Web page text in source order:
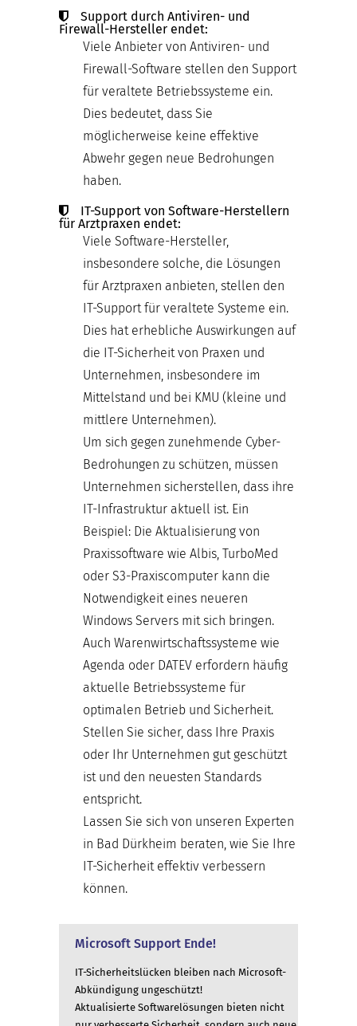
Support durch Antiviren- und
Firewall-Hersteller endet:
Viele Anbieter von Antiviren- und
Firewall-Software stellen den Support
für veraltete Betriebssysteme ein.
Dies bedeutet, dass Sie
möglicherweise keine effektive
Abwehr gegen neue Bedrohungen
haben.
IT-Support von Software-Herstellern
für Arztpraxen endet:
Viele Software-Hersteller,
insbesondere solche, die Lösungen
für Arztpraxen anbieten, stellen den
IT-Support für veraltete Systeme ein.
Dies hat erhebliche Auswirkungen auf
die IT-Sicherheit von Praxen und
Unternehmen, insbesondere im
Mittelstand und bei KMU (kleine und
mittlere Unternehmen).
Um sich gegen zunehmende Cyber-
Bedrohungen zu schützen, müssen
Unternehmen sicherstellen, dass ihre
IT-Infrastruktur aktuell ist. Ein
Beispiel: Die Aktualisierung von
Praxissoftware wie Albis, TurboMed
oder S3-Praxiscomputer kann die
Notwendigkeit eines neueren
Windows Servers mit sich bringen.
Auch Warenwirtschaftssysteme wie
Agenda oder DATEV erfordern häufig
aktuelle Betriebssysteme für
optimalen Betrieb und Sicherheit.
Stellen Sie sicher, dass Ihre Praxis
oder Ihr Unternehmen gut geschützt
ist und den neuesten Standards
entspricht.
Lassen Sie sich von unseren Experten
in Bad Dürkheim beraten, wie Sie Ihre
IT-Sicherheit effektiv verbessern
können.
Microsoft Support Ende!
IT-Sicherheitslücken bleiben nach Microsoft-
Abkündigung ungeschützt!
Aktualisierte Softwarelösungen bieten nicht